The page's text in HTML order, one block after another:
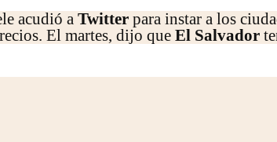
acudió a Twitter para instar a los
El martes, dijo que El Salvador